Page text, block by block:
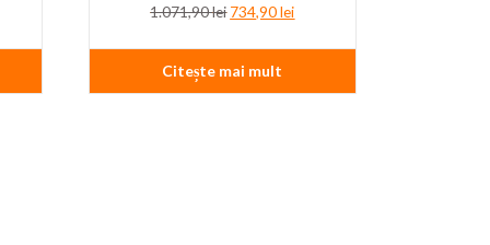
1.071,90lei Prețul
a
fost:
1.071,90 lei.
734,90leiPrețul
este:
Citește mai mult